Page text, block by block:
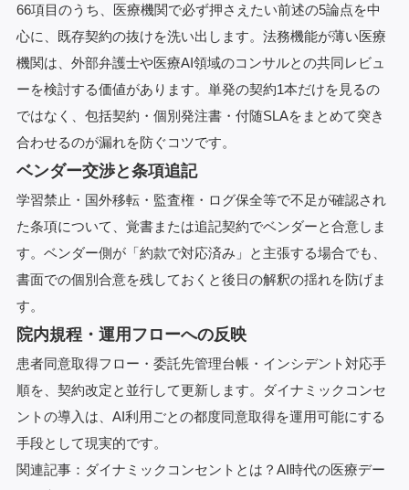
66項目のうち、医療機関で必ず押さえたい前述の5論点を中
心に、既存契約の抜けを洗い出します。法務機能が薄い医療
機関は、外部弁護士や医療AI領域のコンサルとの共同レビュ
ーを検討する価値があります。単発の契約1本だけを見るの
ではなく、包括契約・個別発注書・付随SLAをまとめて突き
合わせるのが漏れを防ぐコツです。
ベンダー交渉と条項追記
学習禁止・国外移転・監査権・ログ保全等で不足が確認され
た条項について、覚書または追記契約でベンダーと合意しま
す。ベンダー側が「約款で対応済み」と主張する場合でも、
書面での個別合意を残しておくと後日の解釈の揺れを防げま
す。
院内規程・運用フローへの反映
患者同意取得フロー・委託先管理台帳・インシデント対応手
順を、契約改定と並行して更新します。ダイナミックコンセ
ントの導入は、AI利用ごとの都度同意取得を運用可能にする
手段として現実的です。
関連記事： ダイナミックコンセントとは？AI時代の医療デー